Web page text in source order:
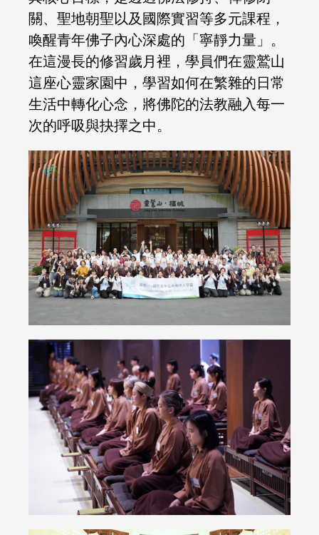
關、聖地朝聖以及國際實習等多元課程，
喚醒青年佛子內心深處的「寧靜力量」。
在這漫長的修習歲月裡，學員們在靈鷲山
這座心靈家園中，學習如何在繁雜的日常
生活中轉化心念，將佛陀的法教融入每一
次的呼吸與抉擇之中。